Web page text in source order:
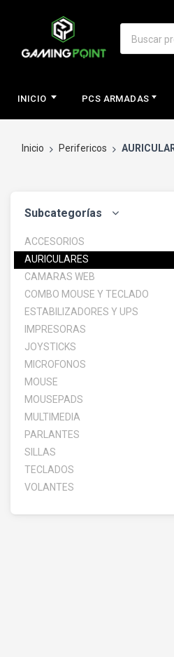
INICIO PCS ARMADAS
Inicio Perifericos
Subcategorías
ACCESORIOS
AURICULARES
CAMARAS WEB
COMBO MOUSE Y TECLADO
ESTABILIZADORES Y UPS
IMPRESORAS
JOYSTICKS
MICROFONOS
MOUSE
MOUSEPADS
MULTIMEDIA
PARLANTES
SILLAS
TECLADOS
VOLANTES